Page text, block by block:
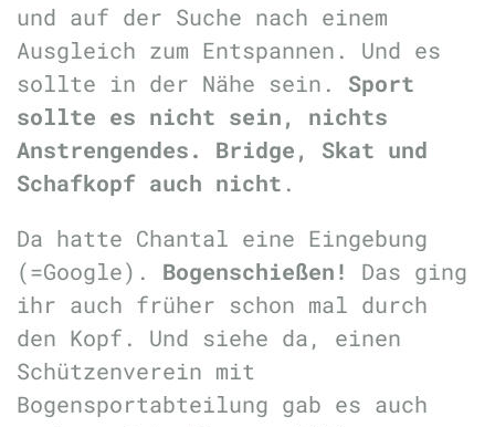
und auf der Suche nach einem
Ausgleich zum Entspannen. Und es
sollte in der Nähe sein. Sport
sollte es nicht sein, nichts
Anstrengendes. Bridge, Skat und
Schafkopf auch nicht .
Da hatte Chantal eine Eingebung
(=Google). Bogenschießen!
Das ging
ihr auch früher schon mal durch
den Kopf. Und siehe da, einen
Schützenverein mit
Bogensportabteilung gab es auch